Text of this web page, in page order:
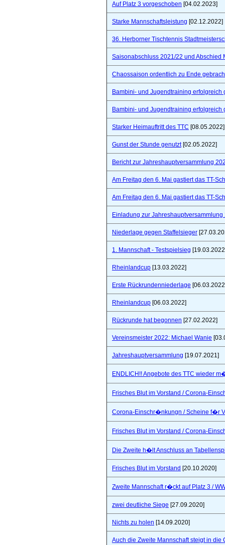
Auf Platz 3 vorgeschoben [04.02.2023]
Starke Mannschaftsleistung [02.12.2022]
36. Herborner Tischtennis
Saisonabschluss 2021/22 und Abschied
Chaossaison ordentlich zu Ende
Bambini- und Jugendtraining erfolgreich
Bambini- und Jugendtraining erfolgreich
Starker Heimauftritt des TTC [08.05.2022]
Gunst der Stunde genutzt[02.05.2022]
Bericht zur Jahreshauptversammlung
Am Freitag den 6. Mai gastiert das TT-
Am Freitag den 6. Mai gastiert das TT-
Einladung zur Jahreshauptversammlung
Niederlage gegen Staffelsieger
1. Mannschaft - Testspielsieg
Rheinlandcup [13.03.2022]
Erste Rückrundenniederlage
Rheinlandcup [06.03.2022]
Rückrunde hat begonnen [27.02.2022]
Vereinsmeister 2022: Michael Wanie
Jahreshauptversammlung [19.07.2021]
ENDLICH!! Angebote des TTC wieder
Frisches Blut im Vorstand / Corona-
Corona-Einschr�nkungn / Scheine f�r
Frisches Blut im Vorstand / Corona-
Die Zweite h�lt Anschluss an
Frisches Blut im Vorstand [20.10.2020]
Zweite Mannschaft r�ckt auf Platz 3 /
zwei deutliche Siege [27.09.2020]
Nichts zu holen [14.09.2020]
Auch die Zweite Mannschaft steigt in die